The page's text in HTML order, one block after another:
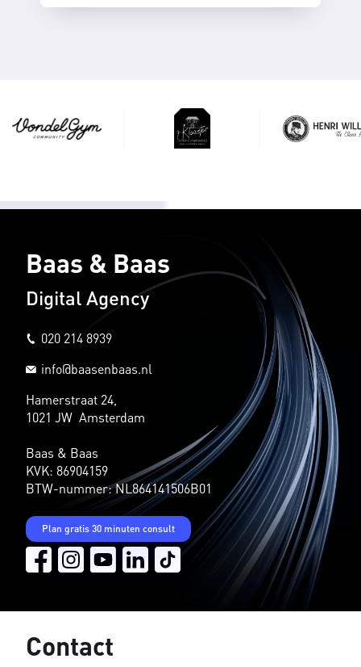
Baas & Baas
Digital Agency
020 214 8939
info@baasenbaas.nl
Hamerstraat 24,
1021 JW Amsterdam
Baas & Baas
KVK: 86904159
BTW-nummer: NL864141506B01
Plan gratis 30 minuten consult
Contact